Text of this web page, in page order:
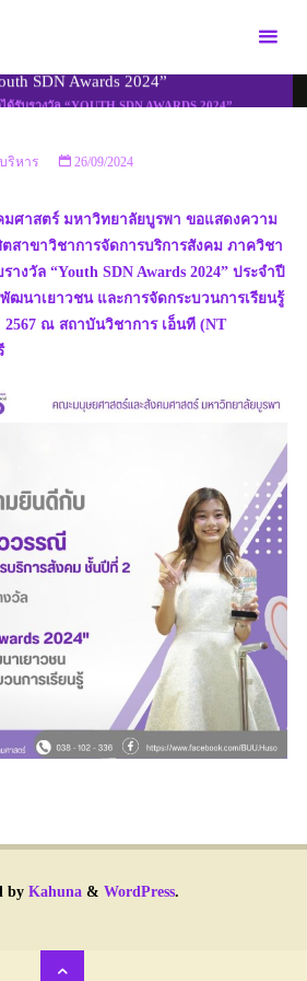
SDN Awards 2024”
ด้รับรางวัล “YOUTH SDN AWARDS 2024”
ริหาร 26/09/2024
ศาสตร์ มหาวิทยาลัยบูรพา ขอแสดงความ
สาขาวิชาการจัดการบริการสังคม ภาควิชา
งวัล “Youth SDN Awards 2024” ประจำปี
ฒนาเยาวชน และการจัดกระบวนการเรียนรู้
ณ สถาบันวิชาการ เอ็นที (NT
byKahuna& WordPress.
Back